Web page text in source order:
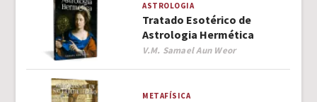
ASTROLOGIA
Tratado Esotérico de
Astrologia Hermética
Author
V.M. Samael Aun Weor
METAFÍSICA